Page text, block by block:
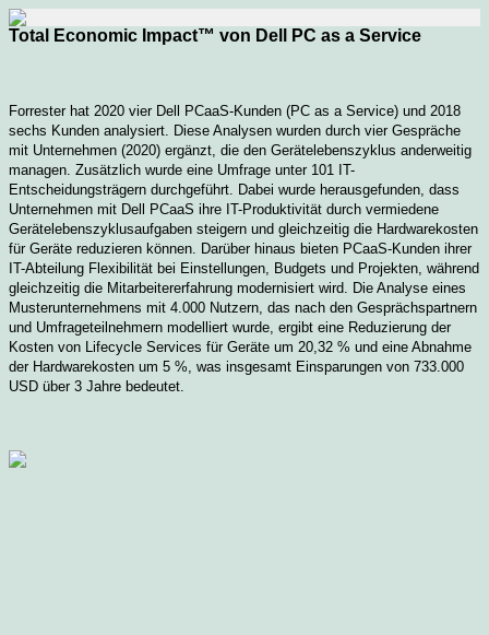
Total Economic Impact™ von Dell PC as a Service
Forrester hat 2020 vier Dell PCaaS-Kunden (PC as a Service) und 2018
sechs Kunden analysiert. Diese Analysen wurden durch vier Gespräche
mit Unternehmen (2020) ergänzt, die den Gerätelebenszyklus anderweitig
managen. Zusätzlich wurde eine Umfrage unter 101 IT-
Entscheidungsträgern durchgeführt. Dabei wurde herausgefunden, dass
Unternehmen mit Dell PCaaS ihre IT-Produktivität durch vermiedene
Gerätelebenszyklusaufgaben steigern und gleichzeitig die Hardwarekosten
für Geräte reduzieren können. Darüber hinaus bieten PCaaS-Kunden ihrer
IT-Abteilung Flexibilität bei Einstellungen, Budgets und Projekten, während
gleichzeitig die Mitarbeitererfahrung modernisiert wird. Die Analyse eines
Musterunternehmens mit 4.000 Nutzern, das nach den Gesprächspartnern
und Umfrageteilnehmern modelliert wurde, ergibt eine Reduzierung der
Kosten von Lifecycle Services für Geräte um 20,32 % und eine Abnahme
der Hardwarekosten um 5 %, was insgesamt Einsparungen von 733.000
USD über 3 Jahre bedeutet.